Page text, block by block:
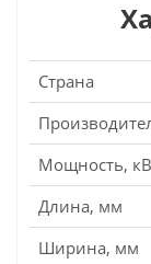
Страна
Мощность,
Длина, мм
Ширина, мм